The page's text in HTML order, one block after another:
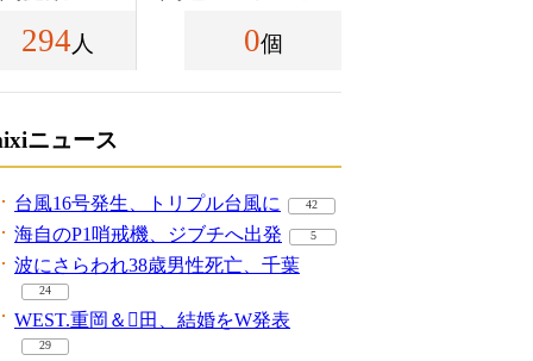
294 人 0個
ニュース
台風16号発生、トリプル台風に 42
海自のP1哨戒機、ジブチへ出発 5
波にさらわれ38歳男性死亡、千葉
24
WEST.重岡＆田、結婚をW発表
29